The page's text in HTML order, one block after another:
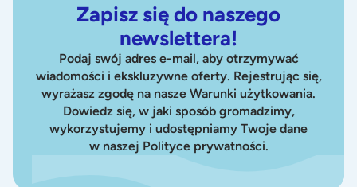
Zapisz się do naszego
newslettera!
Podaj swój adres e-mail, aby otrzymywać
wiadomości i ekskluzywne oferty. Rejestrując się,
wyrażasz zgodę na nasze Warunki użytkowania.
Dowiedz się, w jaki sposób gromadzimy,
wykorzystujemy i udostępniamy Twoje dane
w naszej Polityce prywatności.